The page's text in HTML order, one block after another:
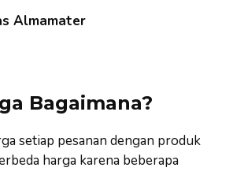
Almamater
Bagaimana?
setiap pesanan dengan produk
harga karena beberapa